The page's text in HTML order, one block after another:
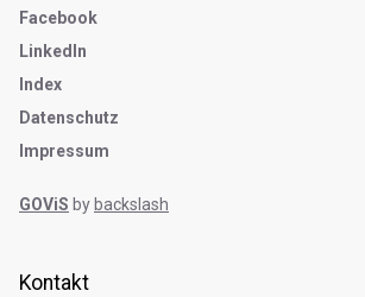
Kontakt
Facebook
LinkedIn
Index
Datenschutz
Impressum
GOViS by backslash